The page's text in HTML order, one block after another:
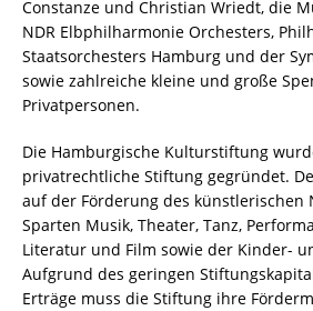
Constanze und Christian Wriedt, die
NDR Elbphilharmonie Orchesters,
Staatsorchesters Hamburg und der
sowie zahlreiche kleine und große
Privatpersonen.
Die Hamburgische Kulturstiftung
privatrechtliche Stiftung gegründet.
auf der Förderung des künstlerischen
Sparten Musik, Theater, Tanz,
Literatur und Film sowie der Kinder-
Aufgrund des geringen
Erträge muss die Stiftung ihre